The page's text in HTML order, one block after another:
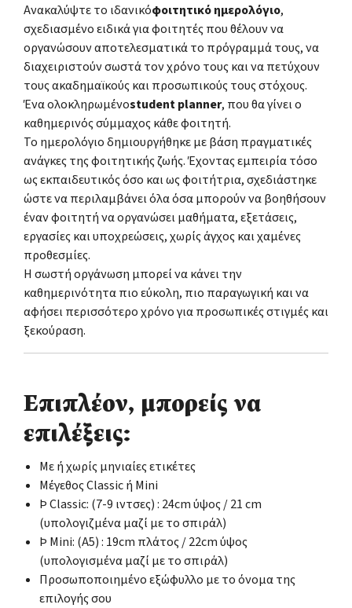
Ανακαλύψτε το ιδανικόφοιτητικό ημερολόγιο,
σχεδιασμένο ειδικά για φοιτητές που θέλουν να
οργανώσουν αποτελεσματικά το πρόγραμμά τους, να
διαχειριστούν σωστά τον χρόνο τους και να πετύχουν
τους ακαδημαϊκούς και προσωπικούς τους στόχους.
Ένα ολοκληρωμένοstudent planner, που θα γίνει ο
καθημερινός σύμμαχος κάθε φοιτητή.
Το ημερολόγιο δημιουργήθηκε με βάση πραγματικές
ανάγκες της φοιτητικής ζωής. Έχοντας εμπειρία τόσο
ως εκπαιδευτικός όσο και ως φοιτήτρια, σχεδιάστηκε
ώστε να περιλαμβάνει όλα όσα μπορούν να βοηθήσουν
έναν φοιτητή να οργανώσει μαθήματα, εξετάσεις,
εργασίες και υποχρεώσεις, χωρίς άγχος και χαμένες
προθεσμίες.
Η σωστή οργάνωση μπορεί να κάνει την
καθημερινότητα πιο εύκολη, πιο παραγωγική και να
αφήσει περισσότερο χρόνο για προσωπικές στιγμές και
ξεκούραση.
Επιπλέον, μπορείς να
επιλέξεις:
Με ή χωρίς μηνιαίες ετικέτες
Μέγεθος Classic ή Mini
Þ Classic: (7-9 ιντσες) : 24cm ύψος / 21 cm
(υπολογιζμένα μαζί με το σπιράλ)
Þ Mini: (Α5) : 19cm πλάτος / 22cm ύψος
(υπολογισμένα μαζί με το σπιράλ)
Προσωποποιημένο εξώφυλλο με το όνομα της
επιλογής σου